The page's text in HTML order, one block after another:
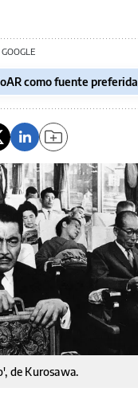
como fuente preferida
de Kurosawa.